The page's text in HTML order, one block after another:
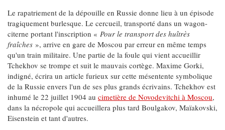
Le rapatriement de la dépouille en Russie donne lieu à un épisode
tragiquement burlesque. Le cercueil, transporté dans un wagon-
citerne portant l'inscription « Pour le transport des huîtrès
fraîches », arrive en gare de Moscou par erreur en même temps
qu'un train militaire. Une partie de la foule qui vient accueillir
Tchekhov se trompe et suit le mauvais cortège. Maxime Gorki,
indigné, écrira un article furieux sur cette mésentente symbolique
de la Russie envers l'un de ses plus grands écrivains. Tchekhov est
inhumé le 22 juillet 1904 au cimetière de Novodevitchi à Moscou,
dans la nécropole qui accueillera plus tard Boulgakov, Maïakovski,
Eisenstein et tant d'autres.